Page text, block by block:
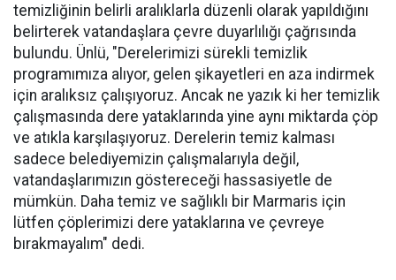
temizliğinin belirli aralıklarla düzenli olarak yapıldığını
belirterek vatandaşlara çevre duyarlılığı çağrısında
bulundu. Ünlü, "Derelerimizi sürekli temizlik
programımıza alıyor, gelen şikayetleri en aza indirmek
için aralıksız çalışıyoruz. Ancak ne yazık ki her temizlik
çalışmasında dere yataklarında yine aynı miktarda çöp
ve atıkla karşılaşıyoruz. Derelerin temiz kalması
sadece belediyemizin çalışmalarıyla değil,
vatandaşlarımızın göstereceği hassasiyetle de
mümkün. Daha temiz ve sağlıklı bir Marmaris için
lütfen çöplerimizi dere yataklarına ve çevreye
bırakmayalım" dedi.